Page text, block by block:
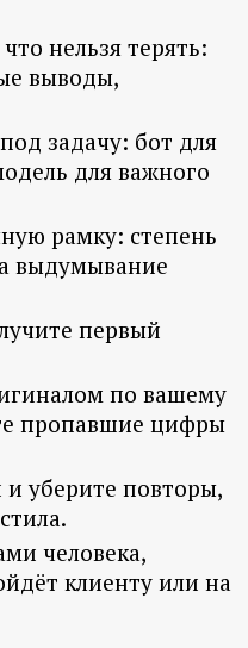
нельзя терять:
выводы,
задачу: бот для
для важного
рамку: степень
выдумывание
первый
по вашему
пропавшие цифры
уберите повторы,
человека,
клиенту или на